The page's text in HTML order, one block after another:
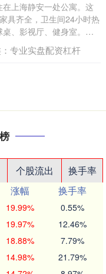
上海静安一处公寓。这
具齐全，卫生间24小时热
、影视厅、健身室。这
专业实盘配资杠杆
个股流出
换手率
涨幅
换手率
19.99% 0.55%
19.97% 12.46%
18.88% 7.79%
14.98% 21.79%